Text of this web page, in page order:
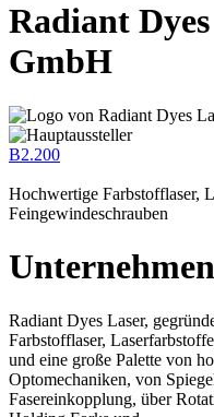
Radiant
GmbH
B2.200
Hochwertige Farbstofflaser,
Feingewindeschrauben
Radiant Dyes Laser,
Farbstofflaser,
und eine große Palette von
Optomechaniken, von
Fasereinkopplung, über